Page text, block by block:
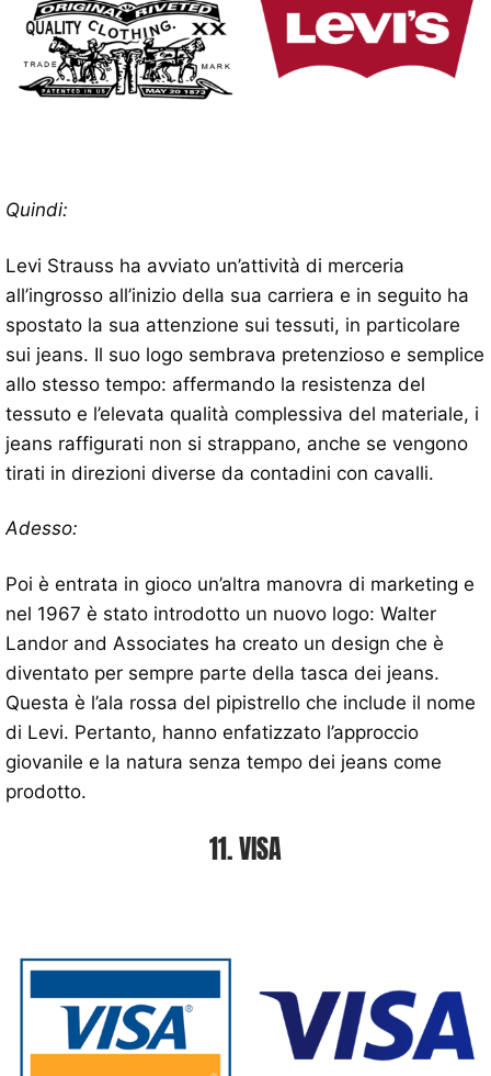
Quindi:
Levi Strauss ha avviato un’attività di merceria
all’ingrosso all’inizio della sua carriera e in seguito ha
spostato la sua attenzione sui tessuti, in particolare
sui jeans. Il suo logo sembrava pretenzioso e semplice
allo stesso tempo: affermando la resistenza del
tessuto e l’elevata qualità complessiva del materiale, i
jeans raffigurati non si strappano, anche se vengono
tirati in direzioni diverse da contadini con cavalli.
Adesso:
Poi è entrata in gioco un’altra manovra di marketing e
nel 1967 è stato introdotto un nuovo logo: Walter
Landor and Associates ha creato un design che è
diventato per sempre parte della tasca dei jeans.
Questa è l’ala rossa del pipistrello che include il nome
di Levi. Pertanto, hanno enfatizzato l’approccio
giovanile e la natura senza tempo dei jeans come
prodotto.
11. VISA